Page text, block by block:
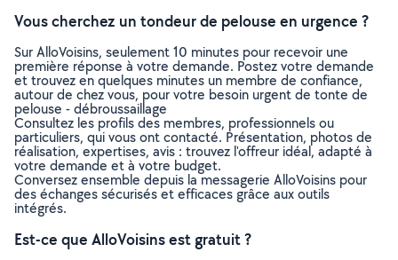
Vous cherchez un tondeur de pelouse en urgence ?
Sur AlloVoisins, seulement 10 minutes pour recevoir une
première réponse à votre demande. Postez votre demande
et trouvez en quelques minutes un membre de confiance,
autour de chez vous, pour votre besoin urgent de tonte de
pelouse - débroussaillage
Consultez les profils des membres, professionnels ou
particuliers, qui vous ont contacté. Présentation, photos de
réalisation, expertises, avis : trouvez l'offreur idéal, adapté à
votre demande et à votre budget.
Conversez ensemble depuis la messagerie AlloVoisins pour
des échanges sécurisés et efficaces grâce aux outils
intégrés.
Est-ce que AlloVoisins est gratuit ?